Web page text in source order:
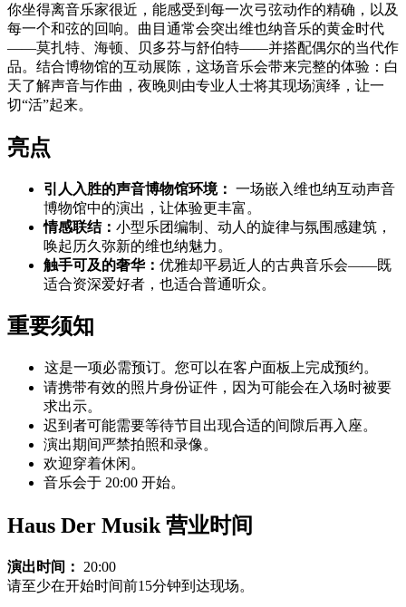
你坐得离音乐家很近，能感受到每一次弓弦动作的精确，以及
每一个和弦的回响。曲目通常会突出维也纳音乐的黄金时代
——莫扎特、海顿、贝多芬与舒伯特——并搭配偶尔的当代作
品。结合博物馆的互动展陈，这场音乐会带来完整的体验：白
天了解声音与作曲，夜晚则由专业人士将其现场演绎，让一
切“活”起来。
亮点
引人入胜的声音博物馆环境： 一场嵌入维也纳互动声音
博物馆中的演出，让体验更丰富。
情感联结： 小型乐团编制、动人的旋律与氛围感建筑，
唤起历久弥新的维也纳魅力。
触手可及的奢华： 优雅却平易近人的古典音乐会——既
适合资深爱好者，也适合普通听众。
重要须知
这是一项必需预订。您可以在客户面板上完成预约。
请携带有效的照片身份证件，因为可能会在入场时被要
求出示。
迟到者可能需要等待节目出现合适的间隙后再入座。
演出期间严禁拍照和录像。
欢迎穿着休闲。
音乐会于 20:00 开始。
Haus Der Musik 营业时间
演出时间： 20:00
请至少在开始时间前15分钟到达现场。